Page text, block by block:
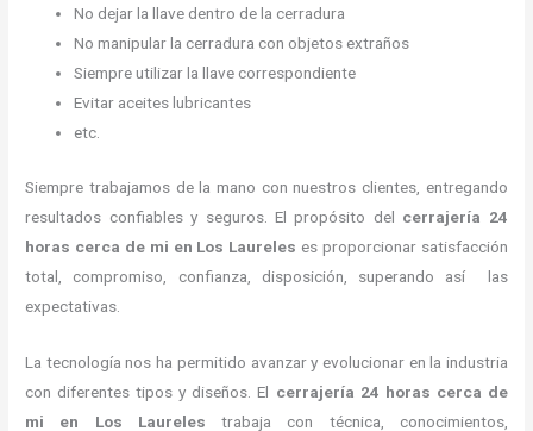
No dejar la llave dentro de la cerradura
No manipular la cerradura con objetos extraños
Siempre utilizar la llave correspondiente
Evitar aceites lubricantes
etc.
Siempre trabajamos de la mano con nuestros clientes, entregando
resultados confiables y seguros. El propósito del cerrajería 24
horas cerca de mi en Los Laureles es proporcionar satisfacción
total, compromiso, confianza, disposición, superando así las
expectativas.
La tecnología nos ha permitido avanzar y evolucionar en la industria
con diferentes tipos y diseños. El cerrajería 24 horas cerca de
mi en Los Laureles trabaja con técnica, conocimientos,